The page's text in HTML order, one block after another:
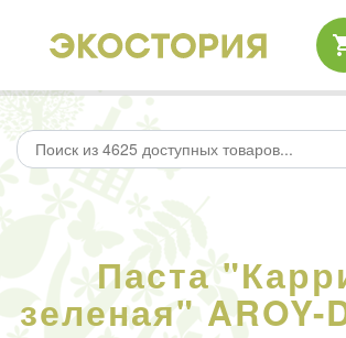
Паста
зеленая" AROY-